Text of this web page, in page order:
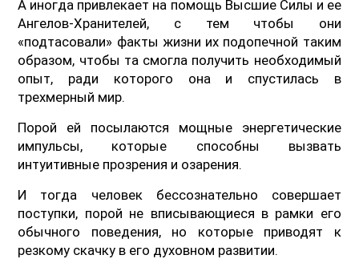
А иногда привлекает на помощь Высшие Силы и ее
Ангелов-Хранителей, с тем чтобы они
«подтасовали» факты жизни их подопечной таким
образом, чтобы та смогла получить необходимый
опыт, ради которого она и спустилась в
трехмерный мир.
Порой ей посылаются мощные энергетические
импульсы, которые способны вызвать
интуитивные прозрения и озарения.
И тогда человек бессознательно совершает
поступки, порой не вписывающиеся в рамки его
обычного поведения, но которые приводят к
резкому скачку в его духовном развитии.